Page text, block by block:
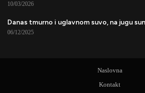
10/03/2026
Danas tmurno i uglavnom suvo, na jugu
06/12/2025
Naslovna
Kontakt